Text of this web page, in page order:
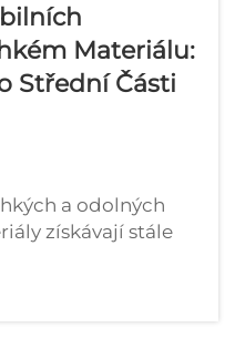
Materiálu:
Střední Části
a odolných
získávají stále
odvětvích,
a leteckém